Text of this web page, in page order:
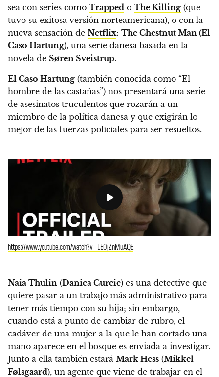
sea con series como Trapped o The Killing (que
tuvo su exitosa versión norteamericana), o con la
nueva sensación de Netflix: The Chestnut Man (El
Caso Hartung), una serie danesa basada en la
novela de Søren Sveistrup.
El Caso Hartung (también conocida como “El
hombre de las castañas”) nos presentará una serie
de asesinatos truculentos que rozarán a un
miembro de la política danesa y que exigirán lo
mejor de las fuerzas policiales para ser resueltos.
https://www.youtube.com/watch?v=LE0jZnMuAQE
Naia Thulin (Danica Curcic) es una detective que
quiere pasar a un trabajo más administrativo para
tener más tiempo con su hija; sin embargo,
cuando está a punto de cambiar de rubro, el
cadáver de una mujer a la que le han cortado una
mano aparece en el bosque es enviada a investigar.
Junto a ella también estará Mark Hess (Mikkel
Følsgaard), un agente que viene de trabajar en el